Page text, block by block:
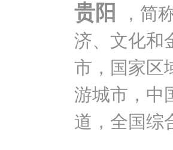
贵阳
，简
济、文化和
市，国家区
游城市，中
道，全国综